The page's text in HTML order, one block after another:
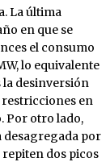
La última
en que se
el consumo
lo equivalente
la desinversión
restricciones en
Por otro lado,
desagregada por
repiten dos picos